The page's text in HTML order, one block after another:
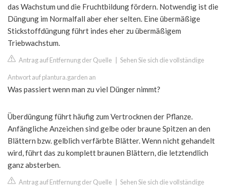
das Wachstum und die Fruchtbildung fördern. Notwendig ist die
Düngung im Normalfall aber eher selten. Eine übermäßige
Stickstoffdüngung führt indes eher zu übermäßigem
Triebwachstum.
Antrag auf Entfernung der Quelle Sehen Sie sich die vollständige
Antwort auf plantura.garden an
Was passiert wenn man zu viel Dünger nimmt?
Überdüngung führt häufig zum Vertrocknen der Pflanze.
Anfängliche Anzeichen sind gelbe oder braune Spitzen an den
Blättern bzw. gelblich verfärbte Blätter. Wenn nicht gehandelt
wird, führt das zu komplett braunen Blättern, die letztendlich
ganz absterben.
Antrag auf Entfernung der Quelle Sehen Sie sich die vollständige